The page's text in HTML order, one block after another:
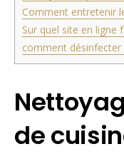
Comment entretenir
Sur quel site en ligne
comment désinfecter
de